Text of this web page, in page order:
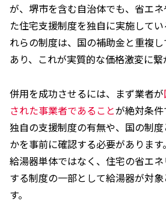
が、堺市を含む自治体でも、省エ
た住宅支援制度を独自に実施して
れらの制度は、国の補助金と重複
あり、これが実質的な価格激変に繋
併用を成功させるには、まず業者が
された事業者であることが絶対条
独自の支援制度の有無や、国の制
かを事前に確認する必要があります
給湯器単体ではなく、住宅の省エ
する制度の一部として給湯器が対
す。